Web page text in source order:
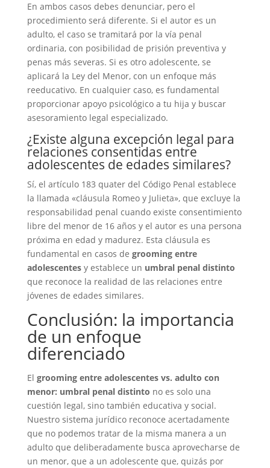
En ambos casos debes denunciar, pero el
procedimiento será diferente. Si el autor es un
adulto, el caso se tramitará por la vía penal
ordinaria, con posibilidad de prisión preventiva y
penas más severas. Si es otro adolescente, se
aplicará la Ley del Menor, con un enfoque más
reeducativo. En cualquier caso, es fundamental
proporcionar apoyo psicológico a tu hija y buscar
asesoramiento legal especializado.
¿Existe alguna excepción legal para
relaciones consentidas entre
adolescentes de edades similares?
Sí, el artículo 183 quater del Código Penal establece
la llamada «cláusula Romeo y Julieta», que excluye la
responsabilidad penal cuando existe consentimiento
libre del menor de 16 años y el autor es una persona
próxima en edad y madurez. Esta cláusula es
fundamental en casos de grooming entre
adolescentesy establece un umbral penal distinto
que reconoce la realidad de las relaciones entre
jóvenes de edades similares.
Conclusión: la importancia
de un enfoque
diferenciado
El grooming entre adolescentes vs. adulto con
menor: umbral penal distinto no es solo una
cuestión legal, sino también educativa y social.
Nuestro sistema jurídico reconoce acertadamente
que no podemos tratar de la misma manera a un
adulto que deliberadamente busca aprovecharse de
un menor, que a un adolescente que, quizás por